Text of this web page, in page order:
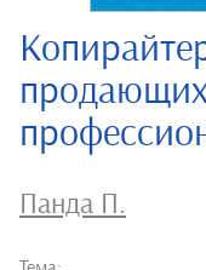
продающих
Панда П.